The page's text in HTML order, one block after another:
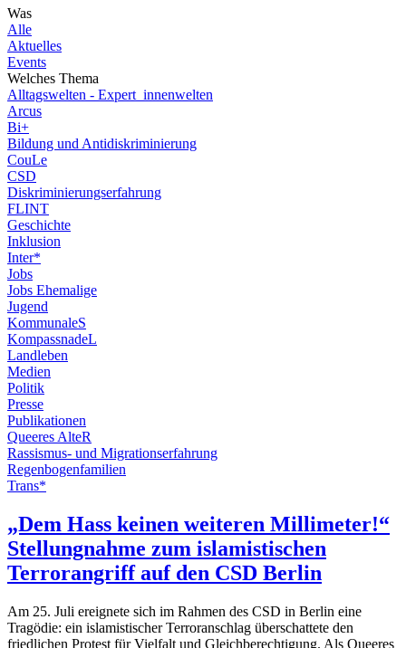
Was
Alle
Aktuelles
Events
Welches Thema
Alltagswelten - Expert_innenwelten
Arcus
Bi+
Bildung und Antidiskriminierung
CouLe
CSD
Diskriminierungserfahrung
FLINT
Geschichte
Inklusion
Inter*
Jobs
Jobs Ehemalige
Jugend
KommunaleS
KompassnadeL
Landleben
Medien
Politik
Presse
Publikationen
Queeres AlteR
Rassismus- und Migrationserfahrung
Regenbogenfamilien
Trans*
„Dem Hass keinen weiteren Millimeter!“
Stellungnahme zum islamistischen
Terrorangriff auf den CSD Berlin
Am 25. Juli ereignete sich im Rahmen des CSD in Berlin eine
Tragödie: ein islamistischer Terroranschlag überschattete den
friedlichen Protest für Vielfalt und Gleichberechtigung. Als Queeres